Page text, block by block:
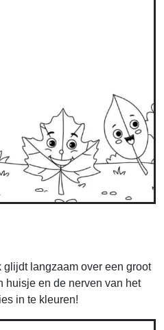
langzaam over een groot
huisje en de nerven van het
in te kleuren!